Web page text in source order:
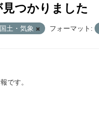
つかりました
土・気象 フォーマット:
です。